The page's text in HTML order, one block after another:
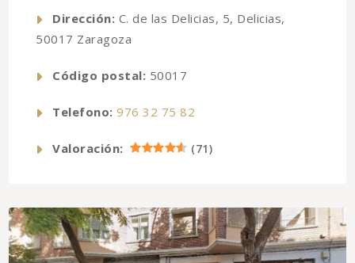
Dirección: C. de las Delicias, 5, Delicias,
50017 Zaragoza
Código postal: 50017
Telefono: 976 32 75 82
Valoración: (71)